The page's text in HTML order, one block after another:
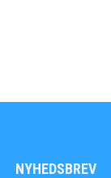
NYHEDSBREV